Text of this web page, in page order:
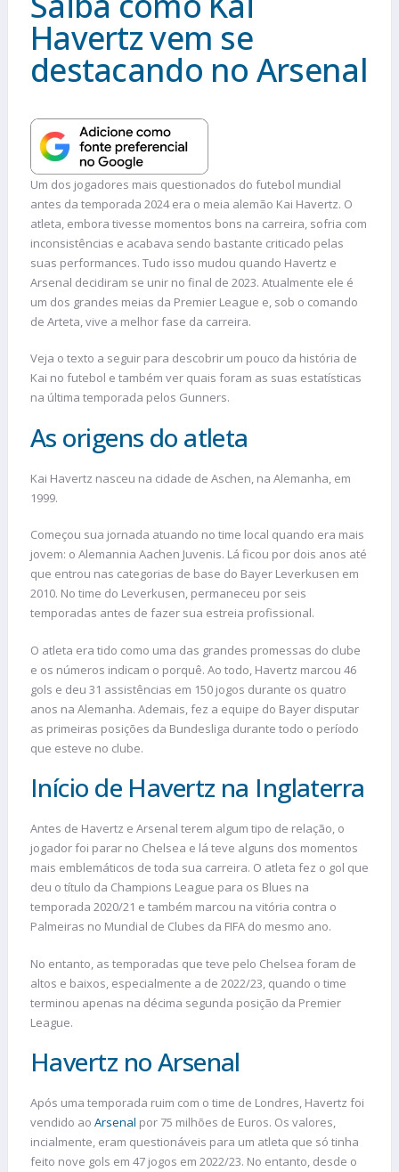
Havertz vem se
destacando no Arsenal
Um dos jogadores mais questionados do futebol mundial
antes da temporada 2024 era o meia alemão Kai Havertz. O
atleta, embora tivesse momentos bons na carreira, sofria com
inconsistências e acabava sendo bastante criticado pelas
suas performances. Tudo isso mudou quando Havertz e
Arsenal decidiram se unir no final de 2023. Atualmente ele é
um dos grandes meias da Premier League e, sob o comando
de Arteta, vive a melhor fase da carreira.
Veja o texto a seguir para descobrir um pouco da história de
Kai no futebol e também ver quais foram as suas estatísticas
na última temporada pelos Gunners.
As origens do atleta
Kai Havertz nasceu na cidade de Aschen, na Alemanha, em
1999.
Começou sua jornada atuando no time local quando era mais
jovem: o Alemannia Aachen Juvenis. Lá ficou por dois anos até
que entrou nas categorias de base do Bayer Leverkusen em
2010. No time do Leverkusen, permaneceu por seis
temporadas antes de fazer sua estreia profissional.
O atleta era tido como uma das grandes promessas do clube
e os números indicam o porquê. Ao todo, Havertz marcou 46
gols e deu 31 assistências em 150 jogos durante os quatro
anos na Alemanha. Ademais, fez a equipe do Bayer disputar
as primeiras posições da Bundesliga durante todo o período
que esteve no clube.
Início de Havertz na Inglaterra
Antes de Havertz e Arsenal terem algum tipo de relação, o
jogador foi parar no Chelsea e lá teve alguns dos momentos
mais emblemáticos de toda sua carreira. O atleta fez o gol que
deu o título da Champions League para os Blues na
temporada 2020/21 e também marcou na vitória contra o
Palmeiras no Mundial de Clubes da FIFA do mesmo ano.
No entanto, as temporadas que teve pelo Chelsea foram de
altos e baixos, especialmente a de 2022/23, quando o time
terminou apenas na décima segunda posição da Premier
League.
Havertz no Arsenal
Após uma temporada ruim com o time de Londres, Havertz foi
vendido ao Arsenal por 75 milhões de Euros. Os valores,
incialmente, eram questionáveis para um atleta que só tinha
feito nove gols em 47 jogos em 2022/23. No entanto, desde o